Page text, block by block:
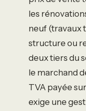
les
neuf (travaux
structure ou
deux tiers du
le marchand
TVA payée
exige une